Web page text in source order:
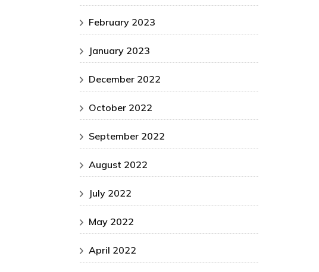
February 2023
January 2023
December 2022
October 2022
September 2022
August 2022
July 2022
May 2022
April 2022